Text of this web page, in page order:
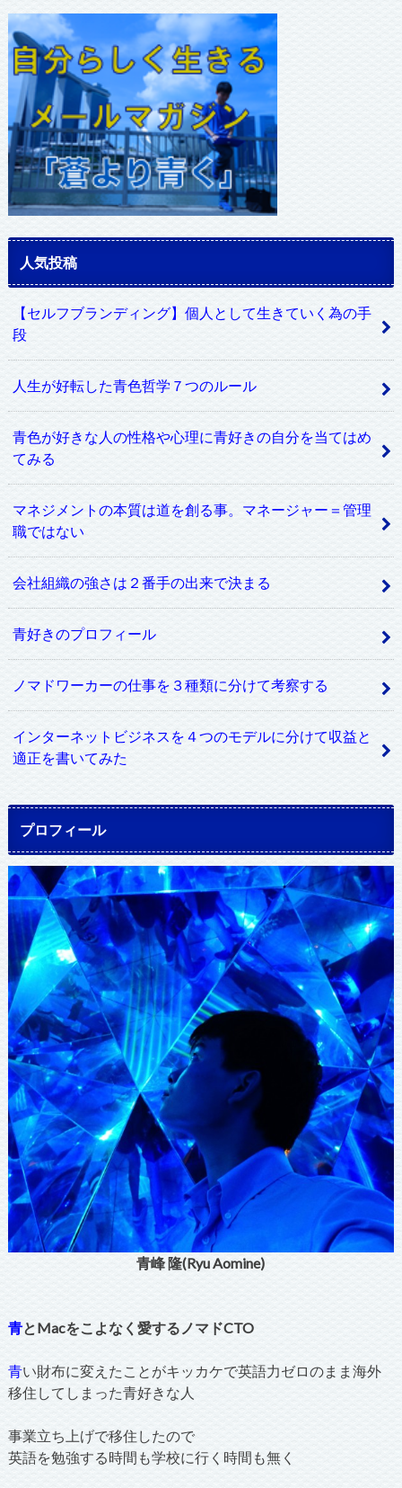
ド
レ
ス
人気投稿
【セルフブランディング】個人として生きていく為の手
段
人生が好転した青色哲学７つのルール
青色が好きな人の性格や心理に青好きの自分を当てはめ
てみる
マネジメントの本質は道を創る事。マネージャー＝管理
職ではない
会社組織の強さは２番手の出来で決まる
青好きのプロフィール
ノマドワーカーの仕事を３種類に分けて考察する
インターネットビジネスを４つのモデルに分けて収益と
適正を書いてみた
プロフィール
青峰 隆(Ryu Aomine)
青とMacをこよなく愛するノマドCTO
青い財布に変えたことがキッカケで英語力ゼロのまま海外
移住してしまった青好きな人
事業立ち上げで移住したので
英語を勉強する時間も学校に行く時間も無く